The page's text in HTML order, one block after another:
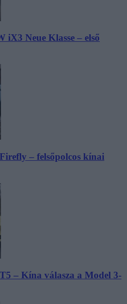
iX3 Neue Klasse – első
– felsőpolcos kínai
– Kína válasza a Model 3-